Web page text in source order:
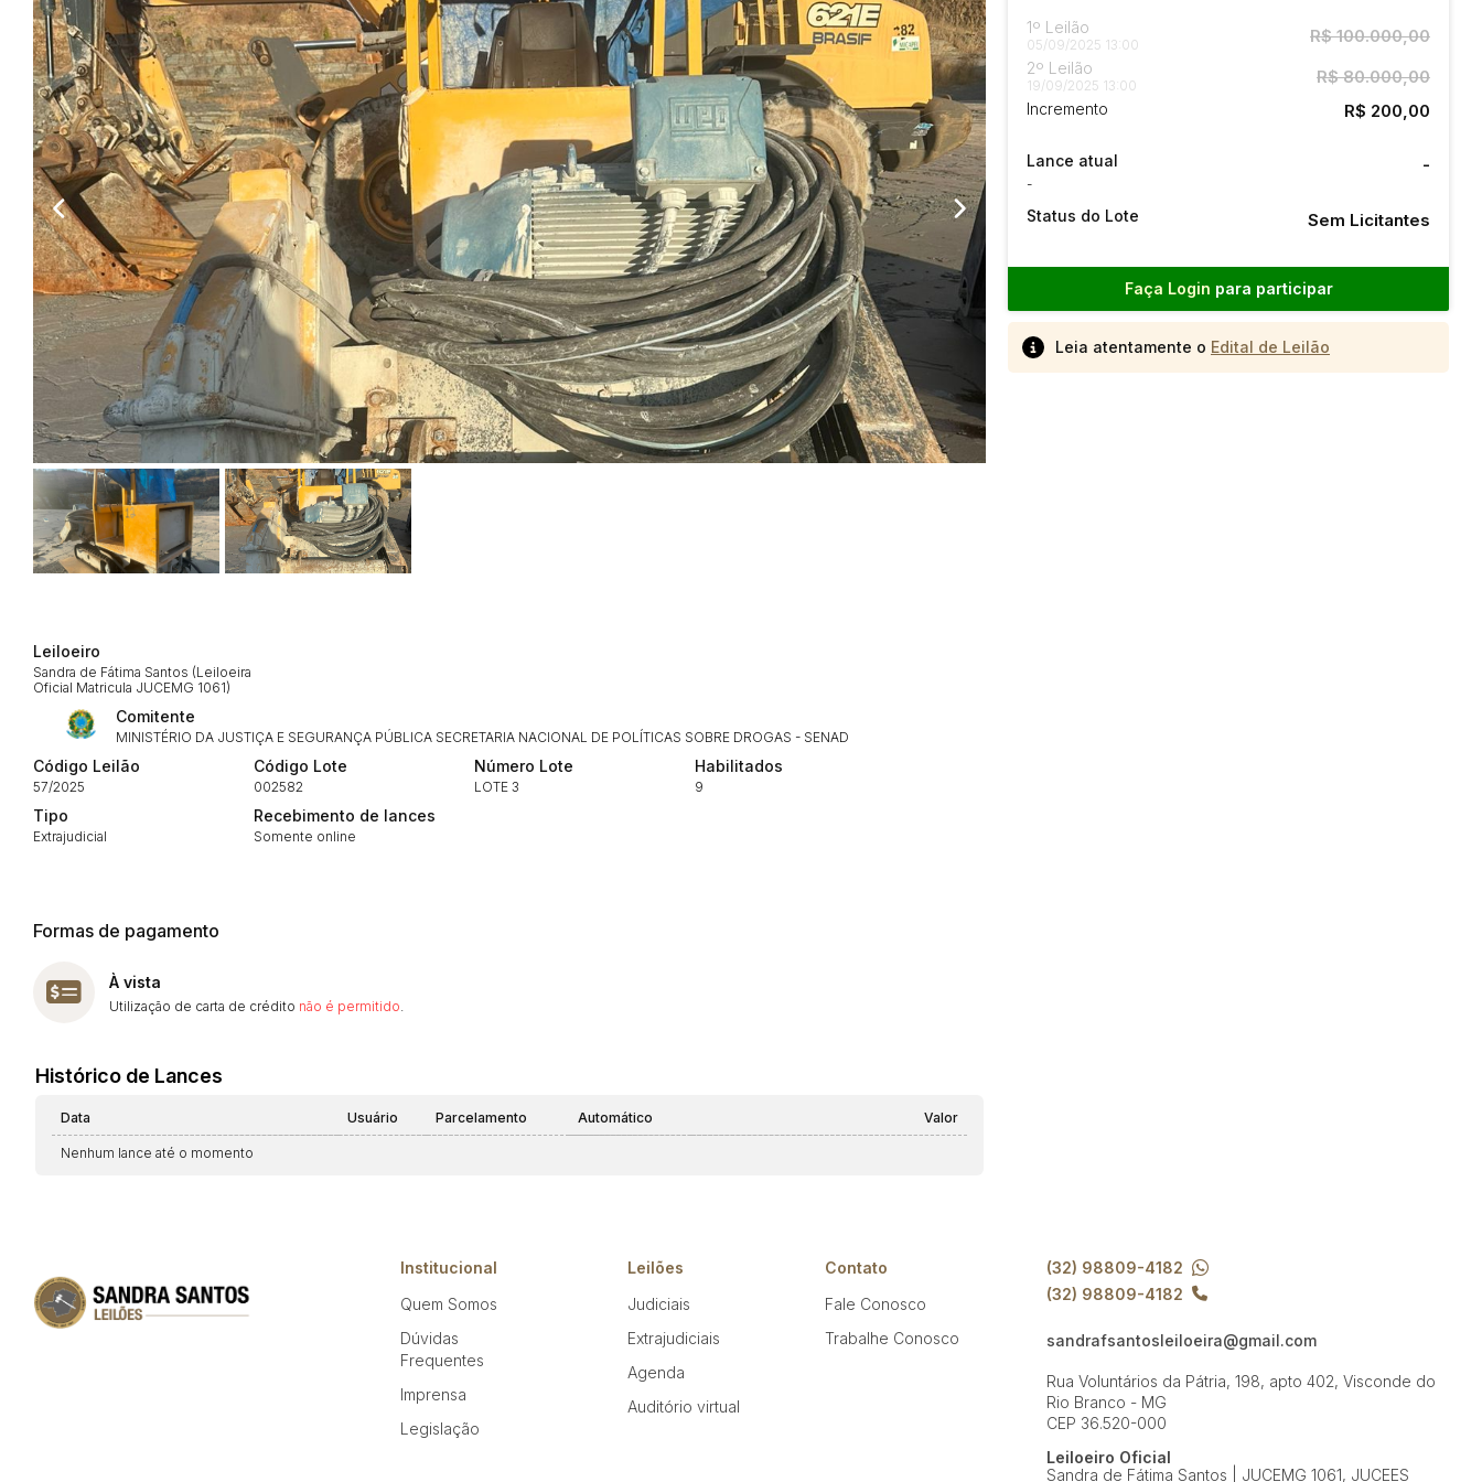
1º Leilão
05/09/2025 13:00 R$ 100.000,00
2º Leilão
19/09/2025 13:00 R$ 80.000,00
Incremento R$ 200,00
Lance atual
-
-
Status do Lote Sem Licitantes
Faça Login para participar
Leia atentamente o Edital de Leilão
Leiloeiro
Sandra de Fátima Santos (Leiloeira
Oficial Matricula JUCEMG 1061)
Comitente
MINISTÉRIO DA JUSTIÇA E SEGURANÇA PÚBLICA SECRETARIA NACIONAL DE POLÍTICAS SOBRE DROGAS - SENAD
Código Leilão
57/2025
Código Lote
002582
Número Lote
LOTE 3
Habilitados
9
Tipo
Extrajudicial
Recebimento de lances
Somente online
Formas de pagamento
À vista
Utilização de carta de crédito não é permitido
Histórico de Lances
Data Usuário Parcelamento Automático Valor
Nenhum lance até o momento
Envie sua Proposta
Habilite-se para efetuar lances ou propostas
Institucional
Quem Somos
Dúvidas
Frequentes
Imprensa
Legislação
Leilões
Judiciais
Extrajudiciais
Agenda
Auditório virtual
Contato
Fale Conosco
Trabalhe Conosco
(32) 98809-4182
(32) 98809-4182
sandrafsantosleiloeira@gmail.com
Rua Voluntários da Pátria, 198, apto 402, Visconde do
Rio Branco - MG
CEP 36.520-000
Leiloeiro Oficial
Sandra de Fátima Santos | JUCEMG 1061, JUCEES